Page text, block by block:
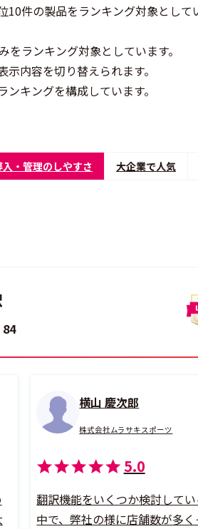
件の製品をランキング対象とし
ランキング対象としています。
内容を切り替えられます。
キングを構成しています。
入・管理のしやすさ 大企業で人気
84
横山 慶次郎
株式会社ムラサキスポーツ
5.0
翻訳機能をいくつか検討してい
中で、弊社の様に店舗数が多く